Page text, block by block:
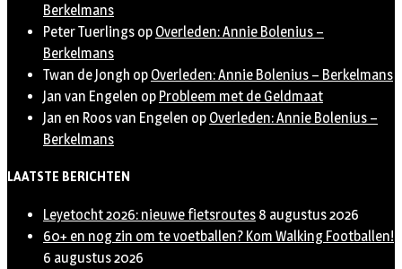
Berkelmans
Peter Tuerlings op Overleden: Annie Bolenius –
Berkelmans
Twan de Jongh op Overleden: Annie Bolenius – Berkelmans
Jan van Engelen op Probleem met de Geldmaat
Jan en Roos van Engelen op Overleden: Annie Bolenius –
Berkelmans
LAATSTE BERICHTEN
Leyetocht 2026: nieuwe fietsroutes 8 augustus 2026
60+ en nog zin om te voetballen? Kom Walking Footballen!
6 augustus 2026